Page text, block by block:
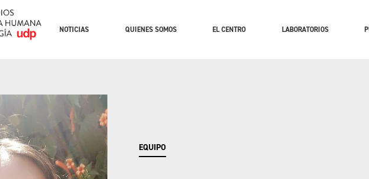
NOTICIAS QUIENES SOMOS EL CENTRO LABORATORIOS
EQUIPO